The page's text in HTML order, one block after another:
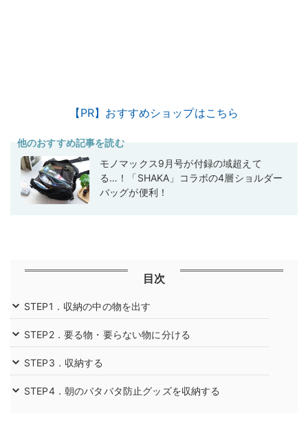
【PR】おすすめショップはこちら
他のおすすめ記事を読む
モノマックス9月号が付録の域超えて
る…！「SHAKA」コラボの4層ショルダー
バッグが便利！
目次
STEP1．収納の中の物を出す
STEP2．要る物・要らない物に分ける
STEP3．収納する
STEP4．朝のバタバタ防止グッズを収納する